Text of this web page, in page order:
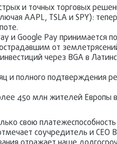
и точных торговых
AAPL, TSLA и SPY):
и Google Pay принимается
от
через BGA в
и полного подтверждения
450 млн жителей Европы
свою платежеспособность
соучредитель и CEO